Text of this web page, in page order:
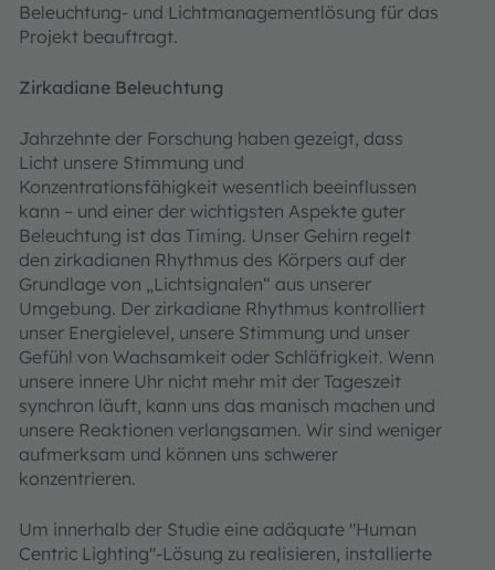
Beleuchtung- und Lichtmanagementlösung für das
Projekt beauftragt.
Zirkadiane Beleuchtung
Jahrzehnte der Forschung haben gezeigt, dass
Licht unsere Stimmung und
Konzentrationsfähigkeit wesentlich beeinflussen
kann – und einer der wichtigsten Aspekte guter
Beleuchtung ist das Timing. Unser Gehirn regelt
den zirkadianen Rhythmus des Körpers auf der
Grundlage von „Lichtsignalen“ aus unserer
Umgebung. Der zirkadiane Rhythmus kontrolliert
unser Energielevel, unsere Stimmung und unser
Gefühl von Wachsamkeit oder Schläfrigkeit. Wenn
unsere innere Uhr nicht mehr mit der Tageszeit
synchron läuft, kann uns das manisch machen und
unsere Reaktionen verlangsamen. Wir sind weniger
aufmerksam und können uns schwerer
konzentrieren.
Um innerhalb der Studie eine adäquate "Human
Centric Lighting"-Lösung zu realisieren, installierte